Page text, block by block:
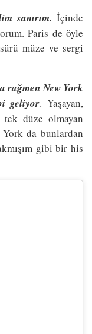
sanırım. İçinde
Paris de öyle
müze ve sergi
rağmen New York
geliyor. Yaşayan,
tek düze olmayan
da bunlardan
gibi bir his